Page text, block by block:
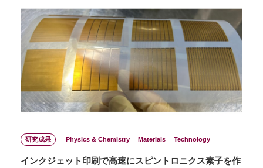
研究成果 Physics & Chemistry Materials Technology
インクジェット印刷で高速にスピントロニクス素子を作